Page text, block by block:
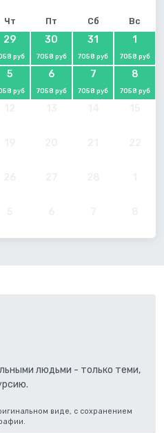
Чт Пт Сб Вс
29
руб
30
7058 руб
31
7058 руб
1
7058 руб
5
руб
6
7058 руб
7
7058 руб
8
7058 руб
людьми - только теми,
виде, с сохранением